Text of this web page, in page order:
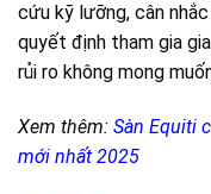
cứu kỹ lưỡng, cân
quyết định tham gia
rủi ro không mong
Xem thêm: Sàn Equiti
mới nhất 2025